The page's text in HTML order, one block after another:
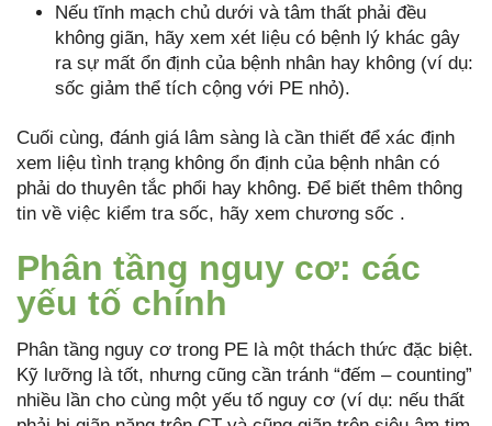
Nếu tĩnh mạch chủ dưới và tâm thất phải đều
không giãn, hãy xem xét liệu có bệnh lý khác gây
ra sự mất ổn định của bệnh nhân hay không (ví dụ:
sốc giảm thể tích cộng với PE nhỏ).
Cuối cùng, đánh giá lâm sàng là cần thiết để xác định
xem liệu tình trạng không ổn định của bệnh nhân có
phải do thuyên tắc phổi hay không. Để biết thêm thông
tin về việc kiểm tra sốc, hãy xem chương sốc .
Phân tầng nguy cơ: các
yếu tố chính
Phân tầng nguy cơ trong PE là một thách thức đặc biệt.
Kỹ lưỡng là tốt, nhưng cũng cần tránh “đếm – counting”
nhiều lần cho cùng một yếu tố nguy cơ (ví dụ: nếu thất